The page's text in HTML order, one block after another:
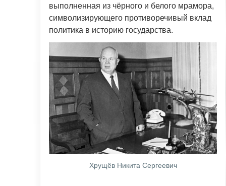
выполненная из чёрного и белого мрамора,
символизирующего противоречивый вклад
политика в историю государства.
Хрущёв Никита Сергеевич